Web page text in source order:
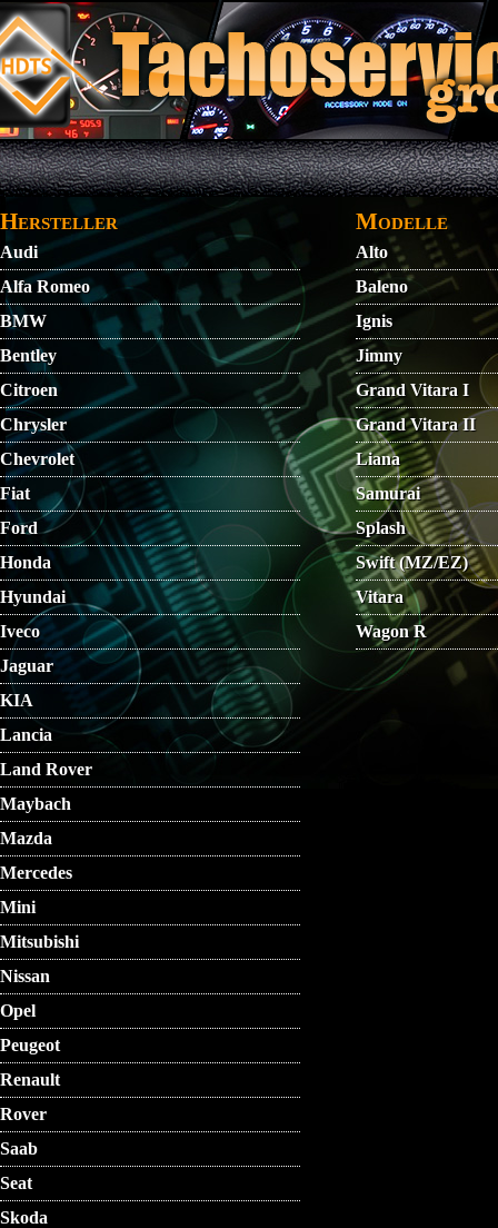
Direkt zum Inhalt
Hersteller
Audi
Alfa Romeo
BMW
Bentley
Citroen
Chrysler
Chevrolet
Fiat
Ford
Honda
Hyundai
Iveco
Jaguar
KIA
Lancia
Land Rover
Maybach
Mazda
Mercedes
Mini
Mitsubishi
Nissan
Opel
Peugeot
Renault
Rover
Saab
Seat
Skoda
Modelle
Alto
Baleno
Ignis
Jimny
Grand Vitara I
Grand Vitara II
Liana
Samurai
Splash
Swift (MZ/EZ)
Vitara
Wagon R